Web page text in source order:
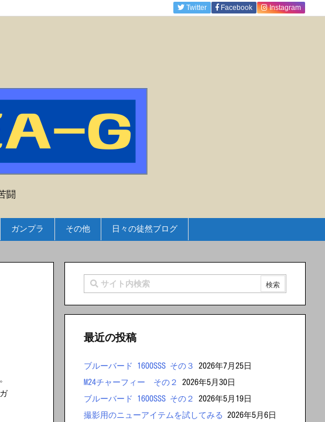
闘
ガンプラ その他 日々の徒然ブログ
Twitter Facebook Instagram
最近の投稿
ブルーバード 1600SSS その３
2026年7月25日
M24チャーフィー その２
2026年5月30日
ブルーバード 1600SSS その２
2026年5月19日
撮影用のニューアイテムを試してみる
2026年5月6日